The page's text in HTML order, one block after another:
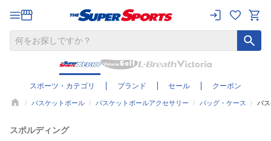
スポーツ・カテゴリ ブランド セール クーポン
バスケットボール バスケットボールアクセサリー バッグ・ケース バ
スポルディング